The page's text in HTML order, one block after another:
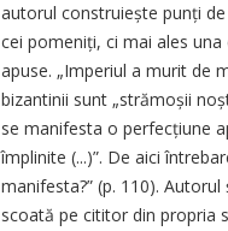
autorul construiește punți
cei pomeniți, ci mai ales
apuse. „Imperiul a murit de
bizantinii sunt „stră­moșii
se manifesta o perfecțiune
împlinite (...)”. De aici
manifesta?” (p. 110).
scoată pe cititor din propria